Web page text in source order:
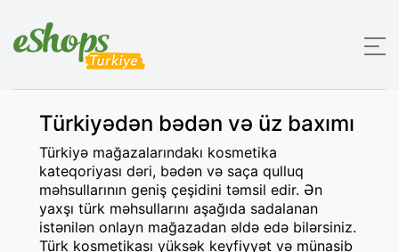
Türkiyədən bədən və üz baxımı
Türkiyə mağazalarındakı kosmetika
kateqoriyası dəri, bədən və saça qulluq
məhsullarının geniş çeşidini təmsil edir. Ən
yaxşı türk məhsullarını aşağıda sadalanan
istənilən onlayn mağazadan əldə edə bilərsiniz.
Türk kosmetikası yüksək keyfiyyət və münasib